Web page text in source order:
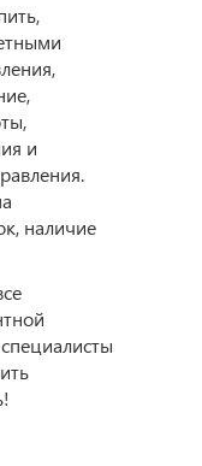
и
наличие